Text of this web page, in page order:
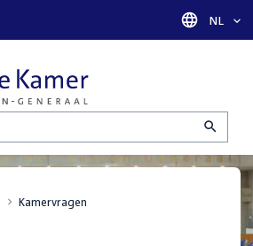
Taal
NL
Kamervragen